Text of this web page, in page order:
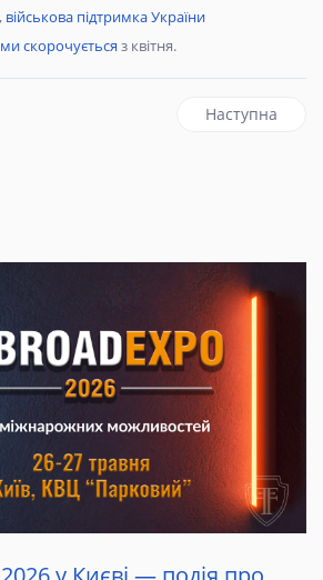
військова підтримка України
скорочується з квітня.
У Києві заборонили масові заходи.
наступна
Наступна